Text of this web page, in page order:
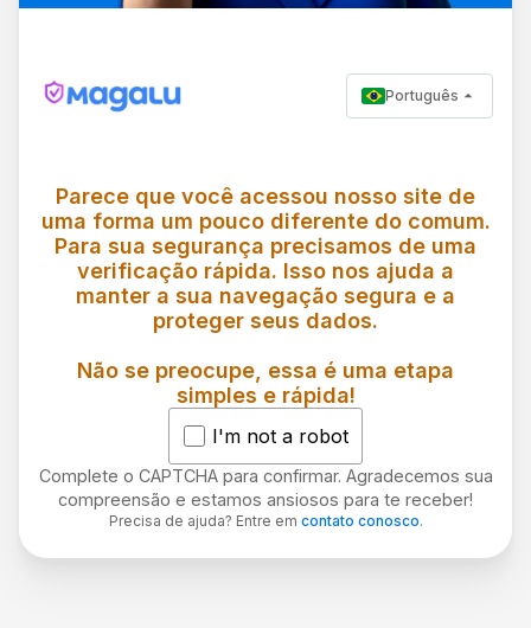
Português
Parece que você acessou nosso site de
uma forma um pouco diferente do comum.
Para sua segurança precisamos de uma
verificação rápida. Isso nos ajuda a
manter a sua navegação segura e a
proteger seus dados.
Não se preocupe, essa é uma etapa
simples e rápida!
I'm not a robot
Complete o CAPTCHA para confirmar. Agradecemos sua
compreensão e estamos ansiosos para te receber!
Precisa de ajuda? Entre em contato conosco.